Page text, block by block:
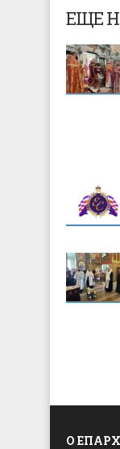
ЕЩЕ
О